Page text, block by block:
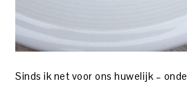
Sinds ik net voor ons huwelijk –